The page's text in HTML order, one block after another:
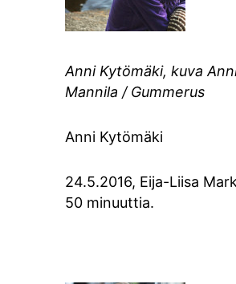
Anni Kytömäki, kuva
Mannila / Gummerus
Anni Kytömäki
24.5.2016, Eija-Liisa
50 minuuttia.